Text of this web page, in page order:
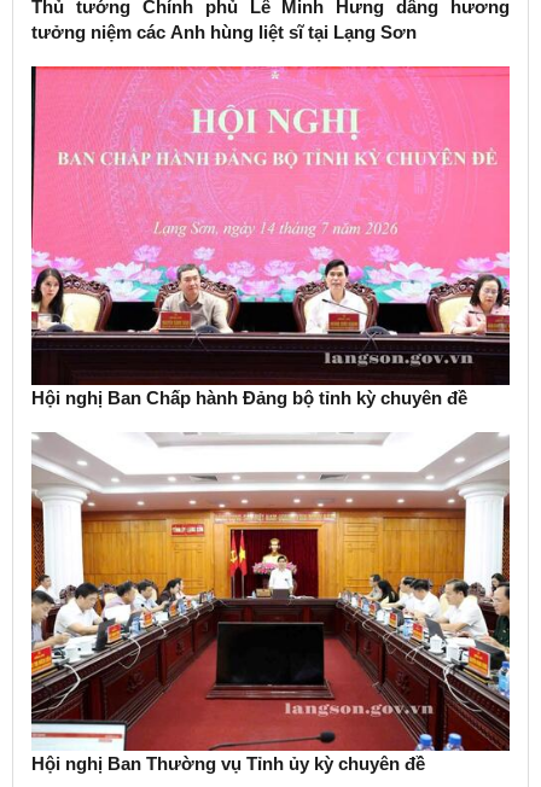
Thủ tướng Chính phủ Lê Minh Hưng dâng hương
tưởng niệm các Anh hùng liệt sĩ tại Lạng Sơn
Hội nghị Ban Chấp hành Đảng bộ tỉnh kỳ chuyên đề
Hội nghị Ban Thường vụ Tỉnh ủy kỳ chuyên đề